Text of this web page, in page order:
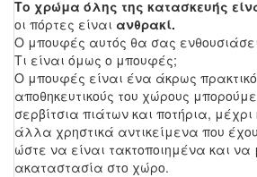
Το χρώμα όλης της κατασκευής
οι πόρτες είναι ανθρακί.
Ο μπουφές αυτός θα σας
Τι είναι όμως ο μπουφές;
Ο μπουφές είναι ένα άκρως
αποθηκευτικούς του χώρους
σερβίτσια πιάτων και ποτήρια,
άλλα χρηστικά αντικείμενα που
ώστε να είναι τακτοποιημένα και να
ακαταστασία στο χώρο.